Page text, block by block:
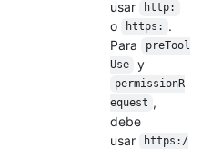
usar
http:
o https: .
Para
preTool
Use
y
permissionR
equest ,
debe
usar
https:/